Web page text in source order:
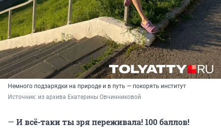
Немного подзарядки на природе и в путь — покорять институт
Источник: из архива Екатерины Овчинниковой
— И всё-таки ты зря переживала!100 баллов!